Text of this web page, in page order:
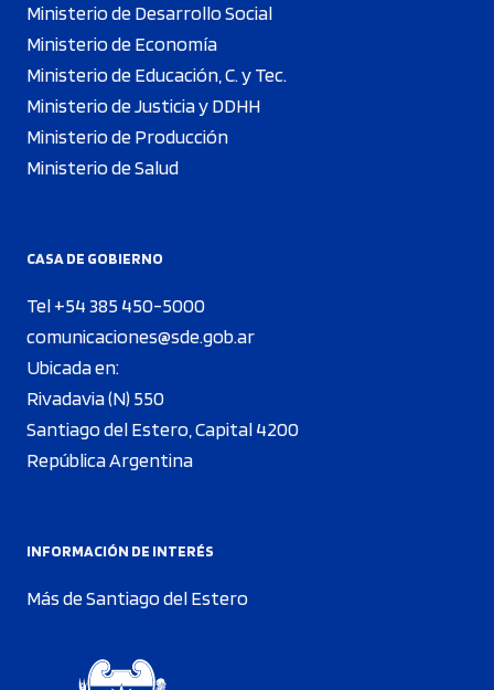
Ministerio de Desarrollo Social
Ministerio de Economía
Ministerio de Educación, C. y Tec.
Ministerio de Justicia y DDHH
Ministerio de Producción
Ministerio de Salud
CASA DE GOBIERNO
Tel +54 385 450-5000
comunicaciones@sde.gob.ar
Ubicada en:
Rivadavia (N) 550
Santiago del Estero, Capital 4200
República Argentina
INFORMACIÓN DE INTERÉS
Más de Santiago del Estero